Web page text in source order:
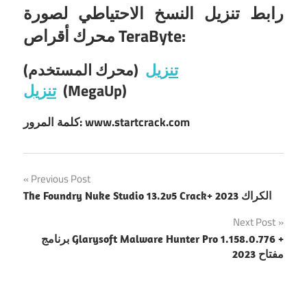
رابط تنزيل النسخ الاحتياطي لصورة
محرك أقراص TeraByte:
تنزيل (محرك المستخدم)
تنزيل(MegaUp)
كلمة المرور: www.startcrack.com
Post
navigation
Previous Post
The Foundry Nuke Studio 13.2v5 Crack+ الكراك 2023
Next Post
برنامج Glarysoft Malware Hunter Pro 1.158.0.776 +
مفتاح 2023